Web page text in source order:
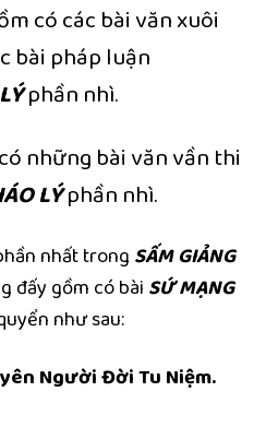
có các bài văn xuôi
bài pháp luận
phần nhì.
những bài văn vần thi
LÝphần nhì.
nhất trong SẤM GIẢNG
đấy gồm có bài SỨ MẠNG
như sau:
Người Đời Tu Niệm.